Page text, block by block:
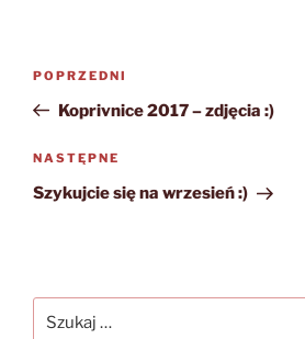
Poprzedni
wpis
POPRZEDNI
Koprivnice 2017 – zdjęcia :)
Następny
wpis
NASTĘPNE
Szykujcie się na wrzesień :)